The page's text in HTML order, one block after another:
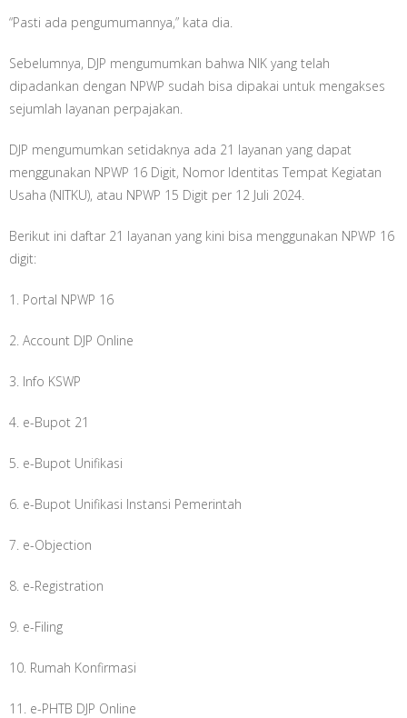
“Pasti ada pengumumannya,” kata dia.
Sebelumnya, DJP mengumumkan bahwa NIK yang telah
dipadankan dengan NPWP sudah bisa dipakai untuk mengakses
sejumlah layanan perpajakan.
DJP mengumumkan setidaknya ada 21 layanan yang dapat
menggunakan NPWP 16 Digit, Nomor Identitas Tempat Kegiatan
Usaha (NITKU), atau NPWP 15 Digit per 12 Juli 2024.
Berikut ini daftar 21 layanan yang kini bisa menggunakan NPWP 16
digit:
1. Portal NPWP 16
2. Account DJP Online
3. Info KSWP
4. e-Bupot 21
5. e-Bupot Unifikasi
6. e-Bupot Unifikasi Instansi Pemerintah
7. e-Objection
8. e-Registration
9. e-Filing
10. Rumah Konfirmasi
11. e-PHTB DJP Online